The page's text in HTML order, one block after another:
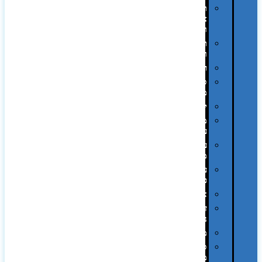
תיקי
ומכתביות
תערוכות
וכנסים
רמקולים
סוכריות
ממותגות
יודאיקה
מארזי
עטים
עטי
מתכת
עטי
פלסטיק
אוזניות
זכרונות
ניידים
מפצלים
סביבת
מחשב